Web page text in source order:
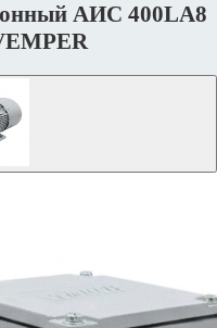
АИС 400LА8